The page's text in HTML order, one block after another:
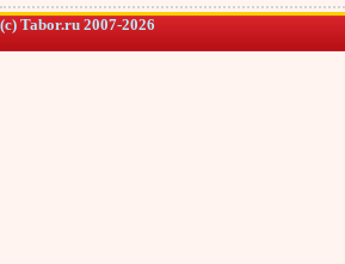
(c) Tabor.ru 2007-2026